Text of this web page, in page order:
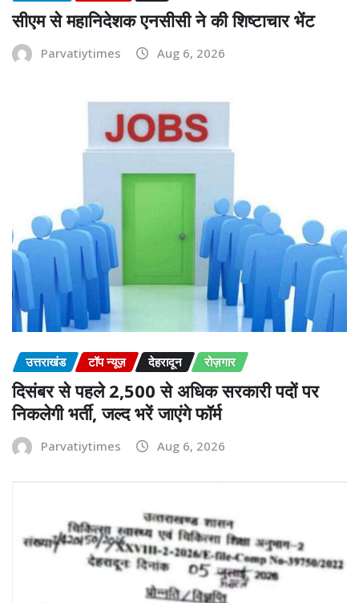
सीएम से महानिदेशक एनसीसी ने की शिष्टाचार भेंट
Parvatiytimes Aug 6, 2026
उत्तराखंड टॉप न्यूज़ देहरादून रोज़गार
दिसंबर से पहले 2,500 से अधिक सरकारी पदों पर
निकलेगी भर्ती, जल्द भरें जाएंगे फॉर्म
Parvatiytimes Aug 6, 2026